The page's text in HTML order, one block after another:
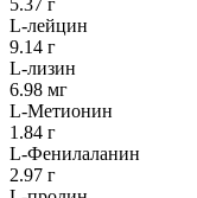
L-лейцин
9.14 г
L-лизин
6.98 мг
L-Метионин
1.84 г
L-Фенилаланин
2.97 г